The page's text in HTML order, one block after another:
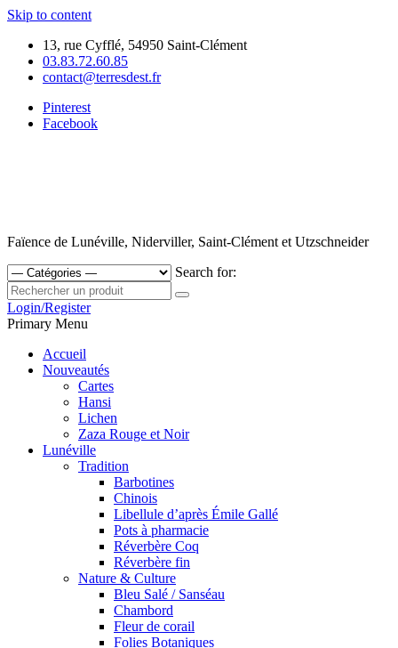
Skip to content
13, rue Cyfflé, 54950 Saint-Clément
03.83.72.60.85
contact@terresdest.fr
Pinterest
Facebook
Faïence de Lunéville, Niderviller, Saint-Clément et Utzschneider
Search for:
Login/Register
Primary Menu
Accueil
Nouveautés
Cartes
Hansi
Lichen
Zaza Rouge et Noir
Lunéville
Tradition
Barbotines
Chinois
Libellule d’après Émile Gallé
Pots à pharmacie
Réverbère Coq
Réverbère fin
Nature & Culture
Bleu Salé / Sanséau
Chambord
Fleur de corail
Folies Botaniques